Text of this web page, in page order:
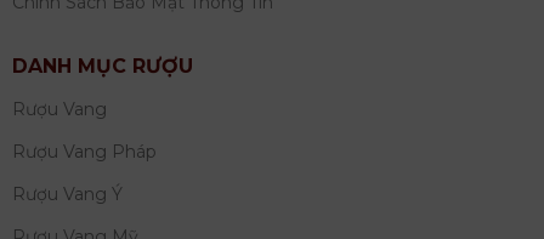
DANH MỤC RƯỢU
Rượu Vang
Rượu Vang Pháp
Rượu Vang Ý